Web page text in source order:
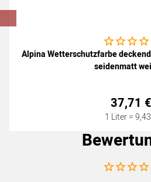
Noch keine
Alpina Wetterschutzfarbe
seidenmatt
37,71 €
1 Liter =9,43
Noch keine